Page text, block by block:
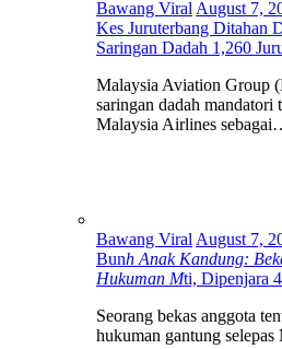
Bawang Viral August 7,
Kes Juruterbang Ditahan
Saringan Dadah 1,260
Malaysia Aviation Group
saringan dadah mandatori
Malaysia Airlines
Bawang Viral August 7,
Bunh Anak Kandung:
Hukuman Mti, Dipenjara
Seorang bekas anggota
hukuman gantung selepas